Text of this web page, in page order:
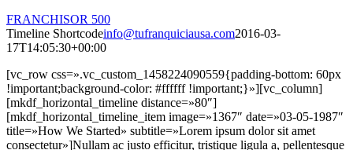
FRANCHISOR 500
Timeline Shortcodeinfo@tufranquiciausa.com2016-03-
17T14:05:30+00:00
[vc_row css=».vc_custom_1458224090559{padding-bottom: 60px
!important;background-color: #ffffff !important;}»][vc_column]
[mkdf_horizontal_timeline distance=»80″]
[mkdf_horizontal_timeline_item image=»1367″ date=»03-05-1987″
title=»How We Started» subtitle=»Lorem ipsum dolor sit amet
consectetur»]Nullam ac justo efficitur, tristique ligula a, pellentesque